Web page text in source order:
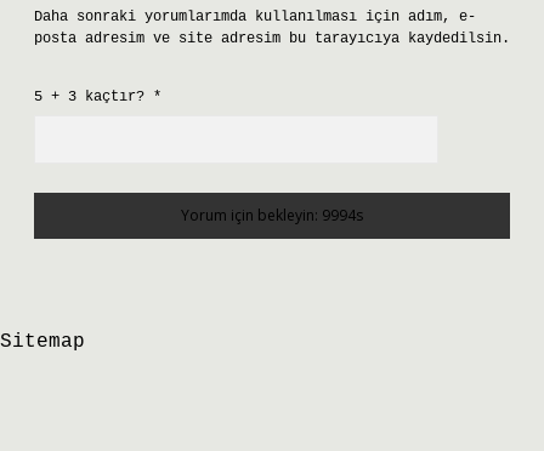
Daha sonraki yorumlarımda kullanılması için adım, e-
posta adresim ve site adresim bu tarayıcıya kaydedilsin.
5 + 3 kaçtır? *
Sitemap